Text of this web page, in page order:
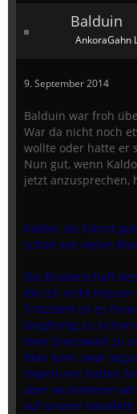
Balduin
AnkoraGahn
9. September 2014
Balduin war froh
War da nicht noch
wollte oder hatte er
Nun gut, wenn
jetzt anzusprechen,
Kaldor, du führst
schon seit vielen
Die Bruderschaft
die ich nicht missen
Trotzdem ist es
langfristig zu
dem Grenzwald zu
Man kann zwar
Imperiums hätten
aber wo kommen
auf unsere